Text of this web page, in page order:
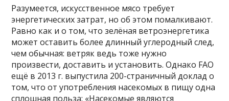
Разумеется, искусственное мясо требует
энергетических затрат, но об этом помалкивают.
Равно как и о том, что зелёная ветроэнергетика
может оставить более длинный углеродный след,
чем обычная: ветряк ведь тоже нужно
произвести, доставить и установить. Однако FAO
ещё в 2013 г. выпустила 200-страничный доклад о
том, что от употребления насекомых в пищу одна
сплошная польза: «Насекомые являются